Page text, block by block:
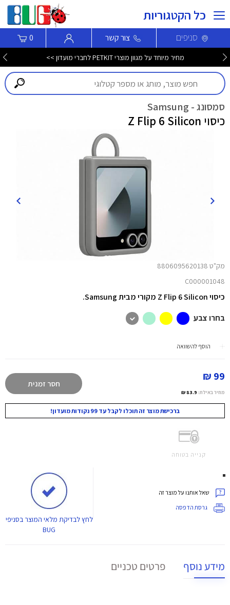
כל הקטגוריות
סניפים צור קשר 0
מחיר מיוחד על מגוון מוצרי PETKIT לחברי מועדון >>
סמסונג - Samsung
כיסוי Z Flip 6 Silicon
מק"ט 8806095620138
C000001048
כיסוי Z Flip 6 Silicon מקורי מבית Samsung.
בחרו צבע
הוסף להשוואה
99 ₪
מחיר באילת: 83.9 ₪
חסר זמנית
ברכישת מוצר זה תוכלו לקבל עד 99 נקודות מועדון!
קנייה בטוחה
שאל אותנו על מוצר זה
גרסת הדפסה
לחץלבדיקת מלאי המוצר בסניפי
BUG
מידע נוסף פרטים טכניים